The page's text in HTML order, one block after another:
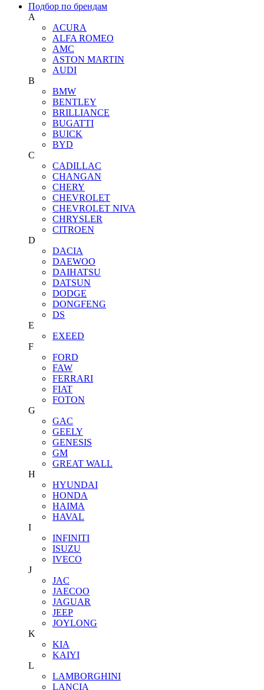
Подбор по брендам
A
ACURA
ALFA ROMEO
AMC
ASTON MARTIN
AUDI
B
BMW
BENTLEY
BRILLIANCE
BUGATTI
BUICK
BYD
C
CADILLAC
CHANGAN
CHERY
CHEVROLET
CHEVROLET NIVA
CHRYSLER
CITROEN
D
DACIA
DAEWOO
DAIHATSU
DATSUN
DODGE
DONGFENG
DS
E
EXEED
F
FORD
FAW
FERRARI
FIAT
FOTON
G
GAC
GEELY
GENESIS
GM
GREAT WALL
H
HYUNDAI
HONDA
HAIMA
HAVAL
I
INFINITI
ISUZU
IVECO
J
JAC
JAECOO
JAGUAR
JEEP
JOYLONG
K
KIA
KAIYI
L
LAMBORGHINI
LANCIA